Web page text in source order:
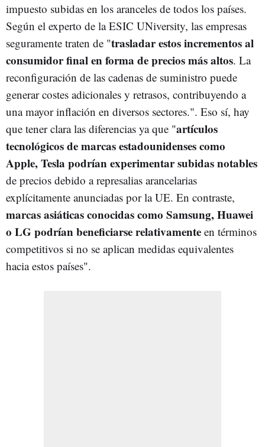
impuesto subidas en los aranceles de todos los países.
Según el experto de la ESIC UNiversity, las empresas
seguramente traten de "trasladar estos incrementos al
consumidor final en forma de precios más altos. La
reconfiguración de las cadenas de suministro puede
generar costes adicionales y retrasos, contribuyendo a
una mayor inflación en diversos sectores.". Eso sí, hay
que tener clara las diferencias ya que "artículos
tecnológicos de marcas estadounidenses como
Apple, Tesla podrían experimentar subidas notables
de precios debido a represalias arancelarias
explícitamente anunciadas por la UE. En contraste,
marcas asiáticas conocidas como Samsung, Huawei
o LG podrían beneficiarse relativamente en términos
competitivos si no se aplican medidas equivalentes
hacia estos países".